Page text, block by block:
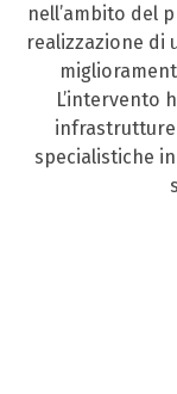
nell’ambito del
realizzazione di
L’intervento
infrastrutture
specialistiche